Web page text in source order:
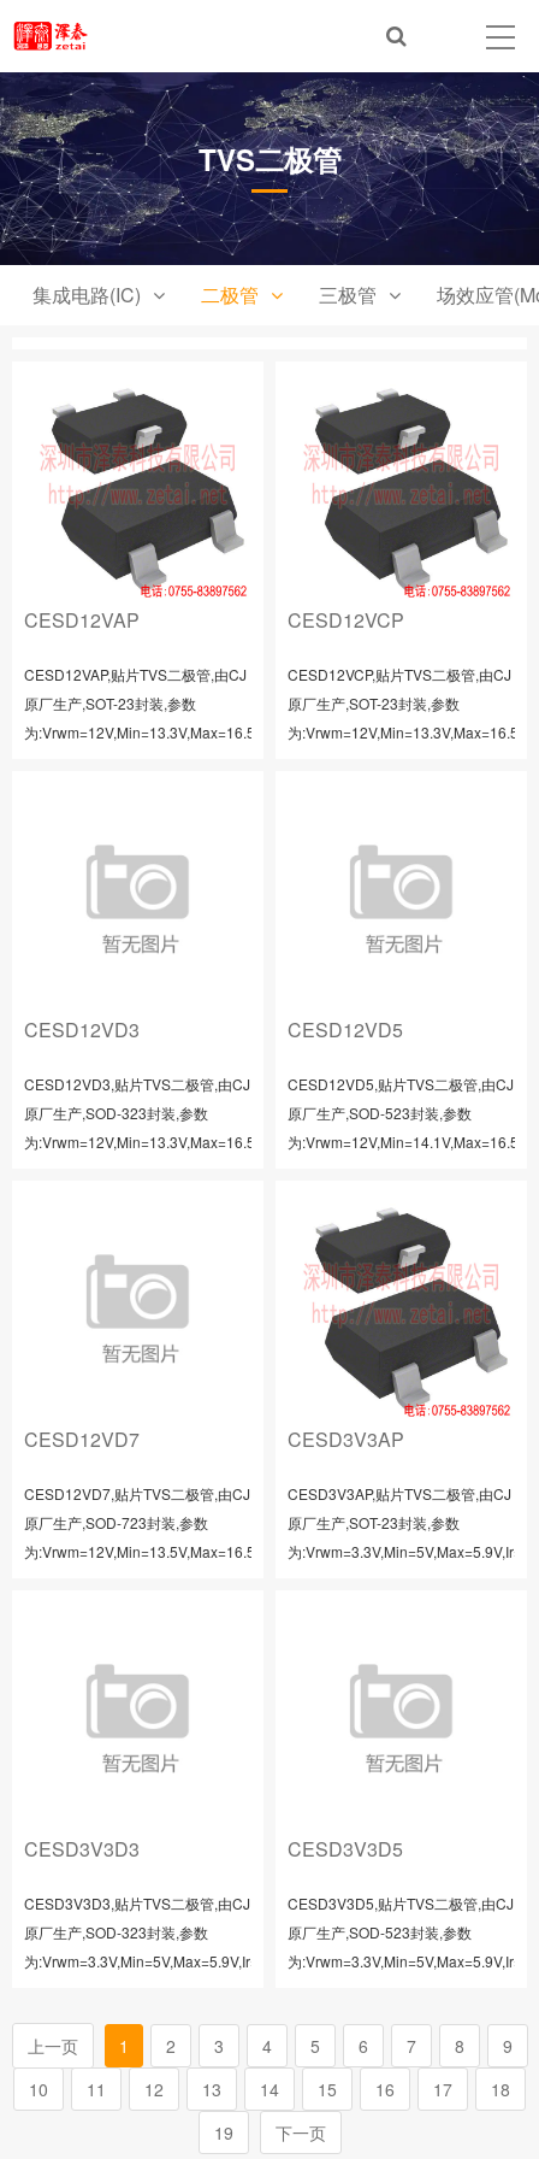
TVS二极管
集成电路(IC) 二极管 三极管 场效应管
CESD12VAP
CESD12VAP,贴片TVS二极管,由CJ
原厂生产,SOT-23封装,参数
为:Vrwm=12V,Min=13.3V,Max=16.5V,Ir=1uA,It=1mA,Vc=24V,Ipp=9A,C=4...
CESD12VCP
CESD12VCP,贴片TVS二极管,由CJ
原厂生产,SOT-23封装,参数
为
CESD12VD3
CESD12VD3,贴片TVS二极管,由CJ
原厂生产,SOD-323封装,参数
为:Vrwm=12V,Min=13.3V,Max=16.5V,Ir=1uA,It=1mA,Vc=24V,Ipp=9A,C=...
CESD12VD5
CESD12VD5,贴片TVS二极管,由CJ
原厂生产,SOD-523封装,参数
为
CESD12VD7
CESD12VD7,贴片TVS二极管,由CJ
原厂生产,SOD-723封装,参数
为:Vrwm=12V,Min=13.5V,Max=16.5V,Ir=1uA,It=1mA,Vc=24V,Ipp=9A,C=...
CESD3V3AP
CESD3V3AP,贴片TVS二极管,由CJ
原厂生产,SOT-23封装,参数
为
CESD3V3D3
CESD3V3D3,贴片TVS二极管,由CJ
原厂生产,SOD-323封装,参数
为:Vrwm=3.3V,Min=5V,Max=5.9V,Ir=10uA,It=1mA,Vc=13V,Ipp=16A,C=1...
CESD3V3D5
CESD3V3D5,贴片TVS二极管,由CJ
原厂生产,SOD-523封装,参数
为
上一页 1 2 3 4 5 6 7 8
9
10
11 12 13 14 15 16 17
18
19
下一页